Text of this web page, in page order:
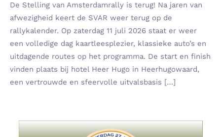
De Stelling van Amsterdamrally is terug! Na jaren van
afwezigheid keert de SVAR weer terug op de
rallykalender. Op zaterdag 11 juli 2026 staat er weer
een volledige dag kaartleesplezier, klassieke auto’s en
uitdagende routes op het programma. De start en finish
vinden plaats bij hotel Heer Hugo in Heerhugowaard,
een vertrouwde en sfeervolle uitvalsbasis […]